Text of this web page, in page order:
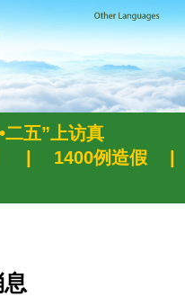
二五”上访真
1400例造假